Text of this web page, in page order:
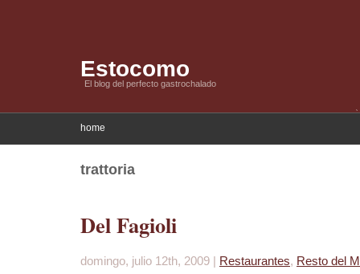
Estocomo
El blog del perfecto gastrochalado
home
trattoria
Del Fagioli
domingo, julio 12th, 2009 | Restaurantes, Resto del